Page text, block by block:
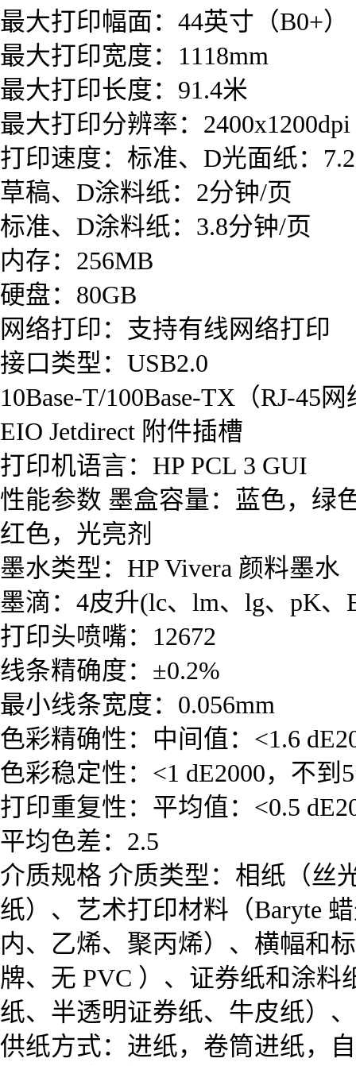
最大打印幅面：44英寸（B0+）
最大打印宽度：1118mm
最大打印长度：91.4米
最大打印分辨率：2400x1200dpi
打印速度：标准、D光面纸：
草稿、D涂料纸：2分钟/页
标准、D涂料纸：3.8分钟/页
内存：256MB
硬盘：80GB
网络打印：支持有线网络打印
接口类型：USB2.0
10Base-T/100Base-TX（RJ-45
EIO Jetdirect 附件插槽
打印机语言：HP PCL 3 GUI
性能参数 墨盒容量：蓝色，绿
红色，光亮剂
墨水类型：HP Vivera 颜料墨水
墨滴：4皮升(lc、lm、lg、pK
打印头喷嘴：12672
线条精确度：±0.2%
最小线条宽度：0.056mm
色彩精确性：中间值：<1.6
色彩稳定性：<1 dE2000，不到
打印重复性：平均值：<0.5
平均色差：2.5
介质规格 介质类型：相纸（丝
纸）、艺术打印材料（Baryte
内、乙烯、聚丙烯）、横幅和
牌、无 PVC ）、证券纸和涂
纸、半透明证券纸、牛皮纸）
供纸方式：进纸，卷筒进纸，